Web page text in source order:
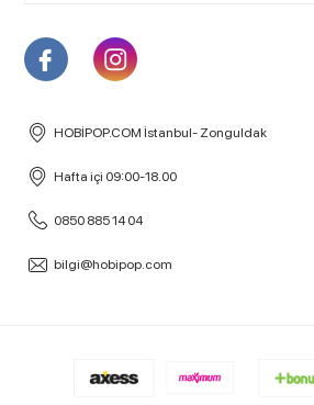
HOBİPOP.COM İstanbul- Zonguldak
Hafta içi 09:00-18.00
0850 885 14 04
bilgi@hobipop.com